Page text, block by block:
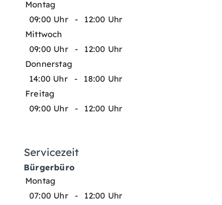
Montag
09:00 Uhr
-
12:00 Uhr
Mittwoch
09:00 Uhr
-
12:00 Uhr
Donnerstag
14:00 Uhr
-
18:00 Uhr
Freitag
09:00 Uhr
- 12:00 Uhr
Servicezeit
Bürgerbüro
Montag
07:00 Uhr
-
12:00 Uhr